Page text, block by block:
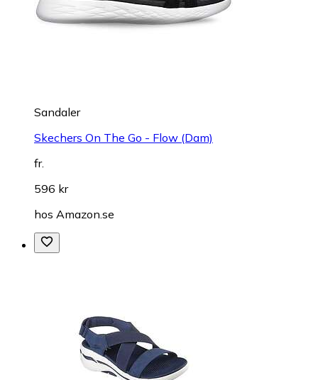
Sandaler
Skechers On The Go - Flow (Dam)
fr.
596 kr
hos Amazon.se